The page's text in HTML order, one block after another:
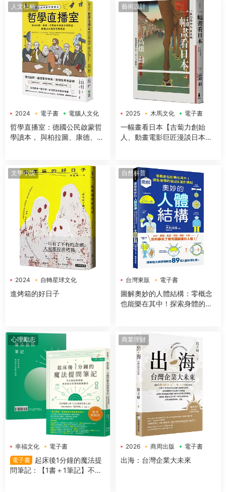
超犀利！
人文社科
2024 電子書 電腦人文化
哲學直播室：德國公民啟蒙哲
學讀本， 與柏拉圖、康德、亞
藝術設計
2025 木馬文化 電子書
一幅畫看日本【吉蔔力創始
人、動畫電影巨匠漫談日本傳
文學小說
2024
自轉星球文化
電子書
進烤箱的好日子
自然科普
台灣東販 電子書
圖解奧妙的人體結構：零概念
也能樂在其中！探索身體的組
心理勵志
幸福文化
電子書
電子書
起床後1分鐘的魔法提
問筆記：【1書＋1筆記】不隻
商業理財
2026 商周出版 電子書
出海：台灣企業大未來